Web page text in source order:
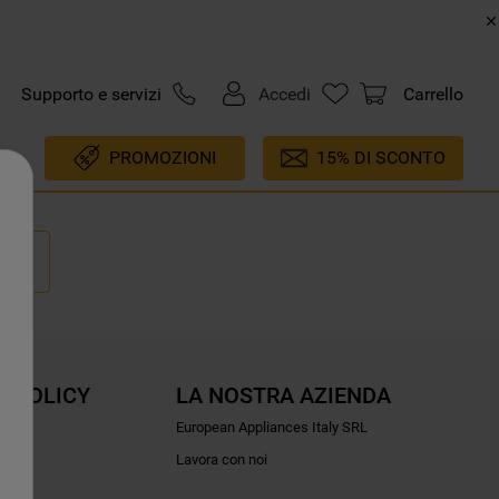
Supporto e servizi Accedi Carrello
PROMOZIONI 15% DI SCONTO
POLICY LA NOSTRA AZIENDA
European Appliances Italy SRL
Lavora con noi